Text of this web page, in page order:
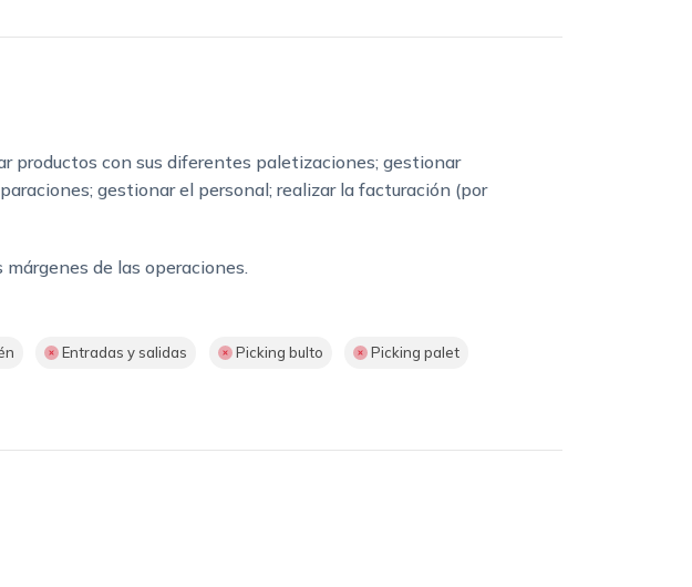
productos con sus diferentes paletizaciones; gestionar
gestionar el personal; realizar la facturación (por
de las operaciones.
Entradas y salidas Picking bulto Picking palet